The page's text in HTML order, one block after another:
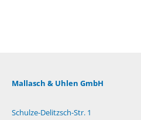
Mallasch & Uhlen GmbH
Schulze-Delitzsch-Str. 1